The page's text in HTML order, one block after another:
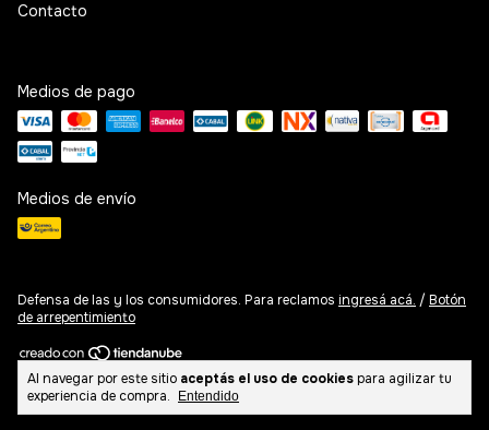
Al navegar por este sitio aceptás el uso de cookies para agilizar tu
experiencia de compra.
Entendido
Contacto
Medios de pago
Medios de envío
Defensa de las y los consumidores. Para reclamos ingresá acá. / Botón
de arrepentimiento
Copyright Basicare Argentina - 2026. Todos los derechos reservados.